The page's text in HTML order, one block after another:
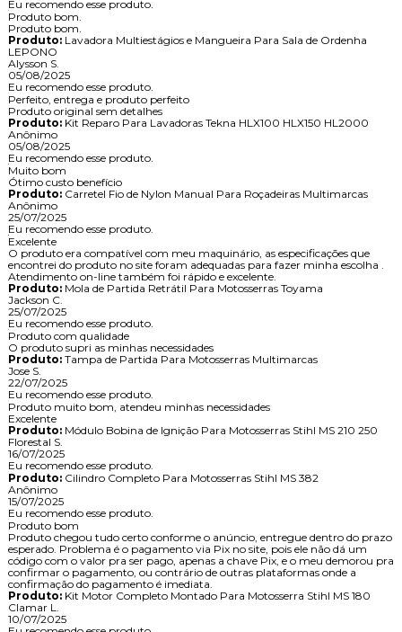
Eu recomendo esse produto.
Produto bom.
Produto bom.
Produto:Lavadora Multiestágios e Mangueira Para Sala de Ordenha
LEPONO
Alysson S.
05/08/2025
Eu recomendo esse produto.
Perfeito, entrega e produto perfeito
Produto original sem detalhes
Produto:Kit Reparo Para Lavadoras Tekna HLX100 HLX150 HL2000
Anônimo
05/08/2025
Eu recomendo esse produto.
Muito bom
Ótimo custo benefício
Produto:Carretel Fio de Nylon Manual Para Roçadeiras Multimarcas
Anônimo
25/07/2025
Eu recomendo esse produto.
Excelente
O produto era compatível com meu maquinário, as especificações que
encontrei do produto no site foram adequadas para fazer minha escolha .
Atendimento on-line também foi rápido e excelente.
Produto:Mola de Partida Retrátil Para Motosserras Toyama
Jackson C.
25/07/2025
Eu recomendo esse produto.
Produto com qualidade
O produto supri as minhas necessidades
Produto:Tampa de Partida Para Motosserras Multimarcas
Jose S.
22/07/2025
Eu recomendo esse produto.
Produto muito bom, atendeu minhas necessidades
Excelente
Produto:Módulo Bobina de Ignição Para Motosserras Stihl MS 210 250
Florestal S.
16/07/2025
Eu recomendo esse produto.
Produto:Cilindro Completo Para Motosserras Stihl MS 382
Anônimo
15/07/2025
Eu recomendo esse produto.
Produto bom
Produto chegou tudo certo conforme o anúncio, entregue dentro do prazo
esperado. Problema é o pagamento via Pix no site, pois ele não dá um
código com o valor pra ser pago, apenas a chave Pix, e o meu demorou pra
confirmar o pagamento, ou contrário de outras plataformas onde a
confirmação do pagamento é imediata.
Produto:Kit Motor Completo Montado Para Motosserra Stihl MS 180
Clamar L.
10/07/2025